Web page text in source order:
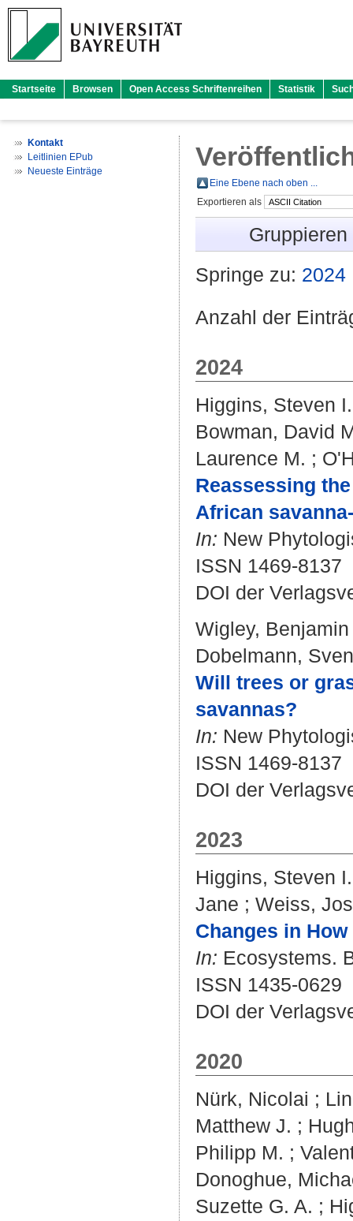
Startseite Browsen Open Access Schriftenreihen Statistik
Kontakt
Leitlinien EPub
Neueste Einträge
Eine Ebene nach oben ...
Exportieren als
Springe zu: 2024
Anzahl der
2024
Higgins, Steven I.
Bowman, David
Laurence M. ;
Reassessing
African
In: New
ISSN 1469-8137
DOI der
Wigley,
Dobelmann,
Will trees or
savannas?
In: New
ISSN 1469-8137
DOI der
2023
Higgins, Steven I.
Jane ; Weiss,
Changes in
In: Ecosystems.
ISSN 1435-0629
DOI der
2020
Nürk, Nicolai ;
Matthew J. ;
Philipp M. ;
Donoghue,
Suzette G. A. ;